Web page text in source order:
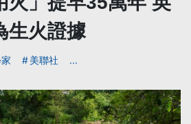
生火證據
美聯社 ...